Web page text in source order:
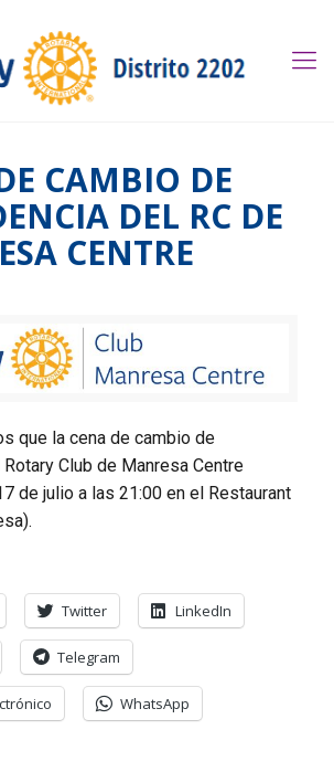
CAMBIO DE
DEL RC DE
CENTRE
que la cena de cambio de
Club de Manresa Centre
de julio a las 21:00 en el Restaurant
Twitter LinkedIn
Telegram
WhatsApp